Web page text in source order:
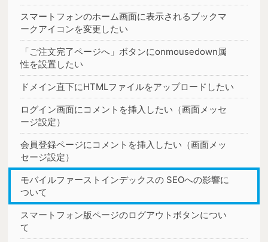
スマートフォンのホーム画面に表示されるブックマ
ークアイコンを変更したい
「ご注文完了ページへ」ボタンにonmousedown属
性を設置したい
ドメイン直下にHTMLファイルをアップロードしたい
ログイン画面にコメントを挿入したい（画面メッセ
ージ設定）
会員登録ページにコメントを挿入したい（画面メッ
セージ設定）
モバイルファーストインデックスの SEOへの影響に
ついて
スマートフォン版ページのログアウトボタンについ
て